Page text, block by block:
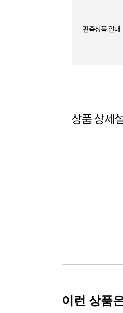
판촉상품 안내
상품 상세
이런 상품